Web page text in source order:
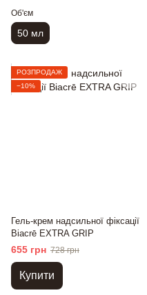
Об'єм
50 мл
РОЗПРОДАЖ
−10%
Гель-крем надсильної фіксації
Biacrē EXTRA GRIP
655 грн 728 грн
Купити